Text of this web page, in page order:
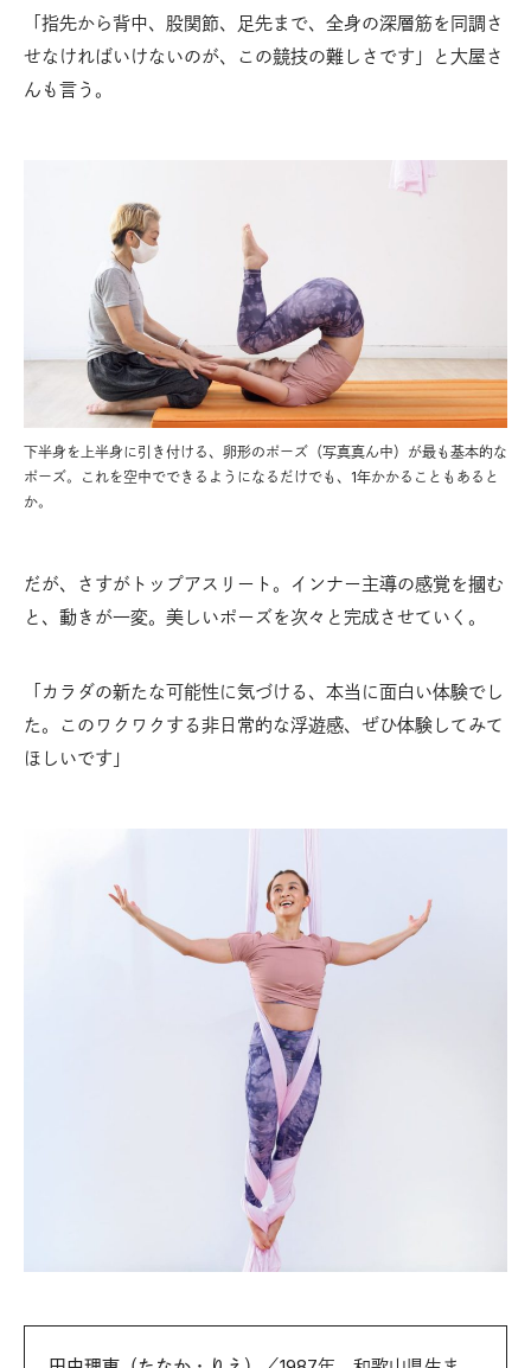
「指先から背中、股関節、足先まで、全身の深層筋を同調さ
せなければいけないのが、この競技の難しさです」と大屋さ
んも言う。
下半身を上半身に引き付ける、卵形のポーズ（写真真ん中）が最も基本的な
ポーズ。これを空中でできるようになるだけでも、1年かかることもあると
か。
だが、さすがトップアスリート。インナー主導の感覚を摑む
と、動きが一変。美しいポーズを次々と完成させていく。
「カラダの新たな可能性に気づける、本当に面白い体験でし
た。このワクワクする非日常的な浮遊感、ぜひ体験してみて
ほしいです」